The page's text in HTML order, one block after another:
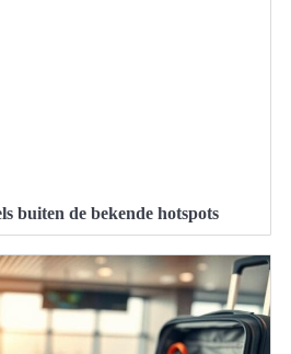
buiten de bekende hotspots